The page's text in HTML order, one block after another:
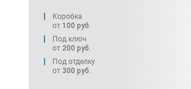
Коробка
от 100 руб.
Под ключ
от 200 руб.
Под отделку
от 300 руб.